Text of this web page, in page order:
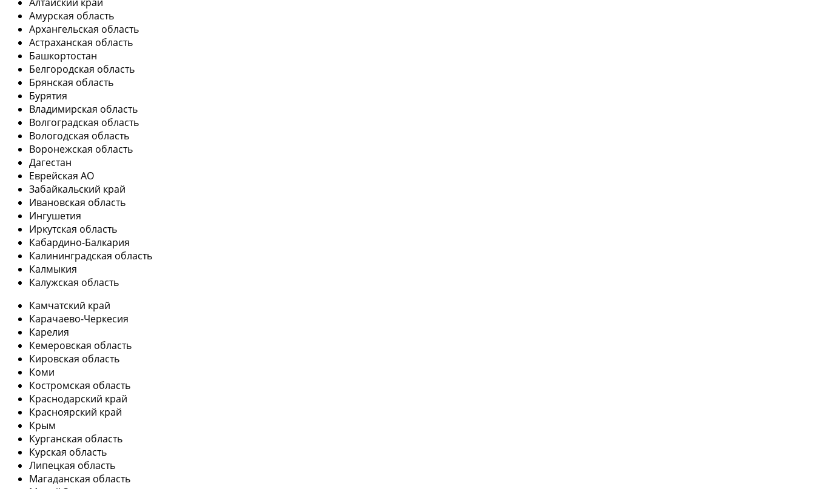
Амурская область
Архангельская область
Астраханская область
Башкортостан
Белгородская область
Брянская область
Бурятия
Владимирская область
Волгоградская область
Вологодская область
Воронежская область
Дагестан
Еврейская АО
Забайкальский край
Ивановская область
Ингушетия
Иркутская область
Кабардино-Балкария
Калининградская область
Калмыкия
Калужская область
Камчатский край
Карачаево-Черкесия
Карелия
Кемеровская область
Кировская область
Коми
Костромская область
Краснодарский край
Красноярский край
Крым
Курганская область
Курская область
Липецкая область
Магаданская область